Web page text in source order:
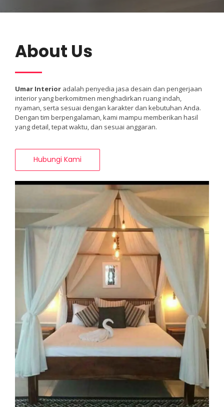
About Us
Umar Interior adalah penyedia jasa desain dan pengerjaan
interior yang berkomitmen menghadirkan ruang indah,
nyaman, serta sesuai dengan karakter dan kebutuhan Anda.
Dengan tim berpengalaman, kami mampu memberikan hasil
yang detail, tepat waktu, dan sesuai anggaran.
Hubungi Kami